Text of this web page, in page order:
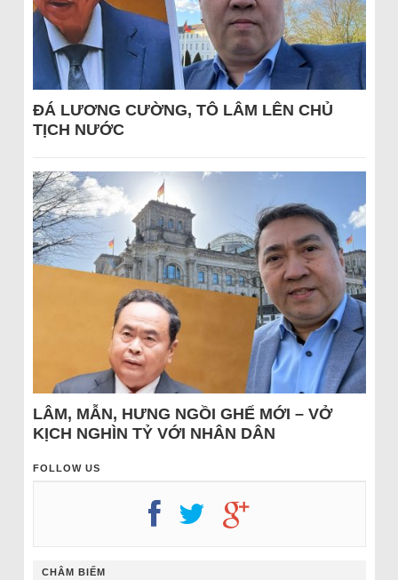
ĐÁ LƯƠNG CƯỜNG, TÔ LÂM LÊN CHỦ
TỊCH NƯỚC
LÂM, MẪN, HƯNG NGỒI GHẾ MỚI – VỞ
KỊCH NGHÌN TỶ VỚI NHÂN DÂN
FOLLOW US
CHÂM BIẾM